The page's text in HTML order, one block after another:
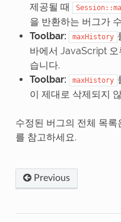
제공될 때
을 반환하는 버그가
Toolbar:
maxHistory
바에서 JavaScript
습니다.
Toolbar:
maxHistory
이 제대로 삭제되지
수정된 버그의 전체 목록
를 참고하세요.
Previous